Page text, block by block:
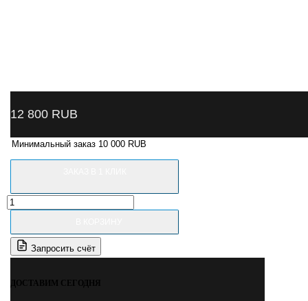
12 800 RUB
Минимальный заказ 10 000 RUB
Количество
товара
73-
1300007
линейки
Запросить счёт
ДОСТАВИМ СЕГОДНЯ